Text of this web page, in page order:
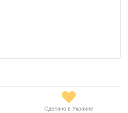
Сделано в Украине